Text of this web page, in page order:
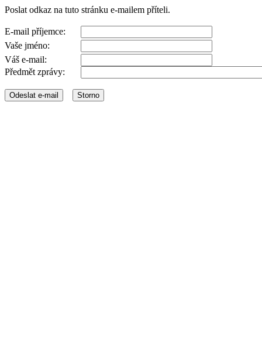
Poslat odkaz na tuto stránku e-mailem příteli.
E-mail příjemce:
Vaše jméno:
Váš e-mail:
Předmět zprávy: